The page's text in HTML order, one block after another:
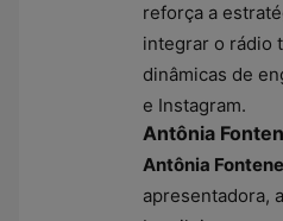
reforça a
integrar o rádio
dinâmicas de
e Instagram.
Antônia
Antônia
apresentadora,